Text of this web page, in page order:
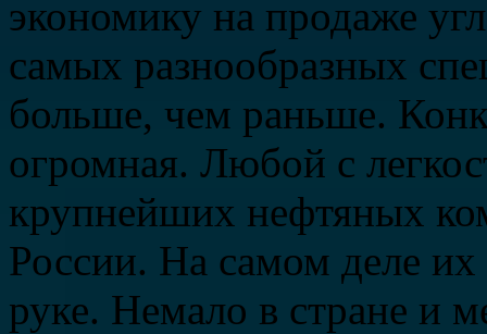
экономику на продаже
самых разнообразных
больше, чем раньше.
огромная. Любой с
крупнейших нефтяных
России. На самом деле
руке. Немало в стране и